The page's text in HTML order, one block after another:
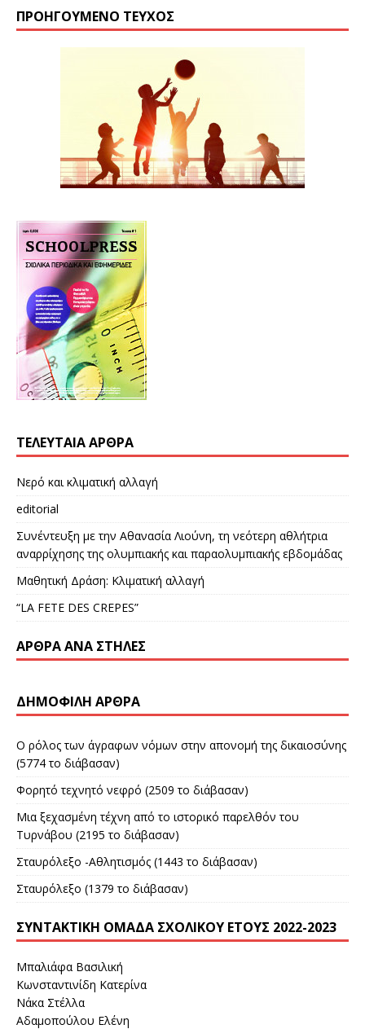
ΠΡΟΗΓΟΎΜΕΝΟ ΤΕΎΧΟΣ
ΤΕΛΕΥΤΑΊΑ ΆΡΘΡΑ
Νερό και κλιματική αλλαγή
editorial
Συνέντευξη με την Αθανασία Λιούνη, τη νεότερη αθλήτρια
αναρρίχησης της ολυμπιακής και παραολυμπιακής εβδομάδας
Μαθητική Δράση: Κλιματική αλλαγή
“LA FETE DES CREPES”
ΆΡΘΡΑ ΑΝΆ ΣΤΉΛΕΣ
ΔΗΜΟΦΙΛΉ ΆΡΘΡΑ
Ο ρόλος των άγραφων νόμων στην απονομή της δικαιοσύνης
(5774 το διάβασαν)
Φορητό τεχνητό νεφρό (2509 το διάβασαν)
Μια ξεχασμένη τέχνη από το ιστορικό παρελθόν του
Τυρνάβου (2195 το διάβασαν)
Σταυρόλεξο -Αθλητισμός (1443 το διάβασαν)
Σταυρόλεξο (1379 το διάβασαν)
ΣΥΝΤΑΚΤΙΚΉ ΟΜΆΔΑ ΣΧΟΛΙΚΟΎ ΈΤΟΥΣ 2022-2023
Μπαλιάφα Βασιλική
Κωνσταντινίδη Κατερίνα
Νάκα Στέλλα
Αδαμοπούλου Ελένη